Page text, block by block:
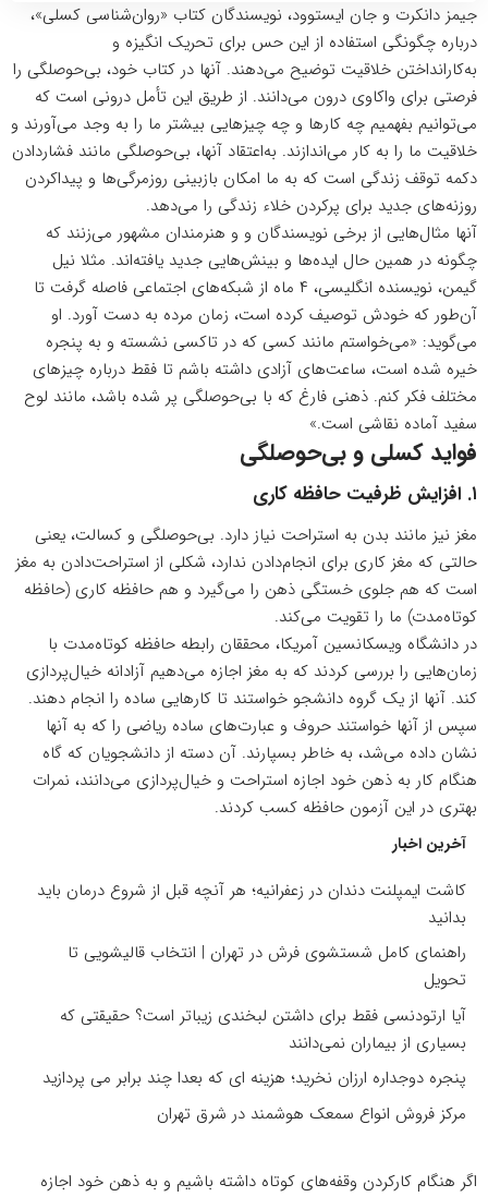
جیمز دانکرت و جان ایستوود، نویسندگان کتاب «روان‌شناسی کسلی»،
درباره چگونگی استفاده از این حس برای تحریک انگیزه و
به‌کارانداختن خلاقیت توضیح می‌دهند. آنها در کتاب خود، بی‌حوصلگی را
فرصتی برای واکاوی درون می‌دانند. از طریق این تأمل درونی است که
می‌توانیم بفهمیم چه کارها و چه چیزهایی بیشتر ما را به وجد می‌آورند و
خلاقیت ما را به کار می‌اندازند. به‌اعتقاد آنها، بی‌حوصلگی مانند فشاردادن
دکمه توقف زندگی است که به ما امکان بازبینی روزمرگی‌ها و پیداکردن
روزنه‌های جدید برای پرکردن خلاء زندگی را می‌دهد.
آنها مثال‌هایی از برخی نویسندگان و و هنرمندان مشهور می‌زنند که
چگونه در همین حال ایده‌ها و بینش‌هایی جدید یافته‌اند. مثلا نیل
گیمن، نویسنده انگلیسی، ۴ ماه از
شبکه‌های اجتماعی فاصله گرفت تا
آن‌طور که خودش توصیف کرده است، زمان مرده به دست آورد. او
می‌گوید: «می‌خواستم مانند کسی که در تاکسی نشسته و به پنجره
خیره شده است، ساعت‌های آزادی داشته باشم تا فقط درباره چیزهای
مختلف فکر کنم. ذهنی فارغ که با بی‌حوصلگی پر شده باشد، مانند لوح
سفید آماده نقاشی است.»
فواید کسلی و بی‌حوصلگی
۱. افزایش ظرفیت حافظه کاری
مغز نیز مانند بدن به استراحت نیاز دارد. بی‌حوصلگی و کسالت، یعنی
حالتی که مغز کاری برای انجام‌دادن ندارد، شکلی از استراحت‌دادن به مغز
است که هم جلوی خستگی ذهن را می‌گیرد و هم حافظه کاری (حافظه
کوتاه‌مدت) ما را تقویت می‌کند.
در دانشگاه ویسکانسین آمریکا، محققان رابطه حافظه کوتاه‌مدت با
زمان‌هایی را بررسی کردند که به مغز اجازه می‌دهیم آزادانه خیال‌پردازی
کند. آنها از یک گروه دانشجو خواستند تا کارهایی ساده را انجام دهند.
سپس از آنها خواستند حروف و عبارت‌های ساده ریاضی را که به آنها
نشان داده می‌شد، به خاطر بسپارند. آن دسته از دانشجویان که گاه
هنگام کار به ذهن خود اجازه استراحت و خیال‌پردازی می‌دانند، نمرات
بهتری در این آزمون حافظه کسب کردند.
آخرین اخبار
کاشت ایمپلنت دندان در زعفرانیه؛ هر آنچه قبل از شروع درمان باید
بدانید
راهنمای کامل شستشوی فرش در تهران | انتخاب قالیشویی تا
تحویل
آیا ارتودنسی فقط برای داشتن لبخندی زیباتر است؟ حقیقتی که
بسیاری از بیماران نمی‌دانند
پنجره دوجداره ارزان نخرید؛ هزینه ای که بعدا چند برابر می پردازید
مرکز فروش انواع سمعک هوشمند در شرق تهران
اگر هنگام کارکردن وقفه‌های کوتاه داشته باشیم و به ذهن خود اجازه